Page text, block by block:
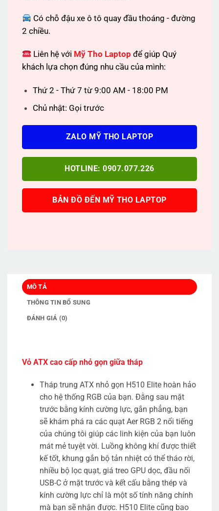
Có chỗ đậu xe ô tô quay đầu thoáng - đường
2 chiều.
Liên hệ với Mỹ Tho Laptop để giúp Quý
khách lựa chọn đúng nhu cầu của mình:
Thứ 2 - Thứ 7 từ 9:00 AM - 18:00 PM
Chủ nhật: Gọi trước
ZALO MỸ THO LAPTOP
HOTLINE: 0907.077.226
BẢN ĐỒ ĐẾN MỸ THO LAPTOP
MÔ TẢ
THÔNG TIN BỔ SUNG
ĐÁNH GIÁ (0)
Vỏ ATX cao cấp nhỏ gọn giữa tháp
Tháp trung ATX nhỏ gọn H510 Elite hoàn hảo
cho hệ thống RGB của bạn. Đằng sau mặt
trước bằng kính cường lực, gắn phẳng, bạn
sẽ khám phá ra các quạt Aer RGB 2 nổi tiếng
của chúng tôi giúp các linh kiện của bạn luôn
mát mẻ tuyệt vời. Luồng không khí được thiết
kế tốt, khung gắn bộ tản nhiệt có thể tháo rời,
nhiều bộ lọc quạt, giá treo GPU dọc, đầu nối
USB-C ở mặt trước và kết cấu bằng thép và
kính cường lực chỉ là một số tính năng chính
mà bạn sẽ nhận được. H510 Elite cũng bao